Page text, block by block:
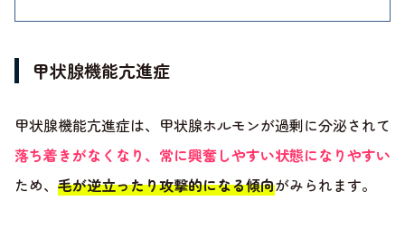
甲状腺機能亢進症
甲状腺機能亢進症は、甲状腺ホルモンが過剰に分泌されて
落ち着きがなくなり、常に興奮しやすい状態になりやすい
ため、 毛が逆立ったり攻撃的になる傾向がみられます。